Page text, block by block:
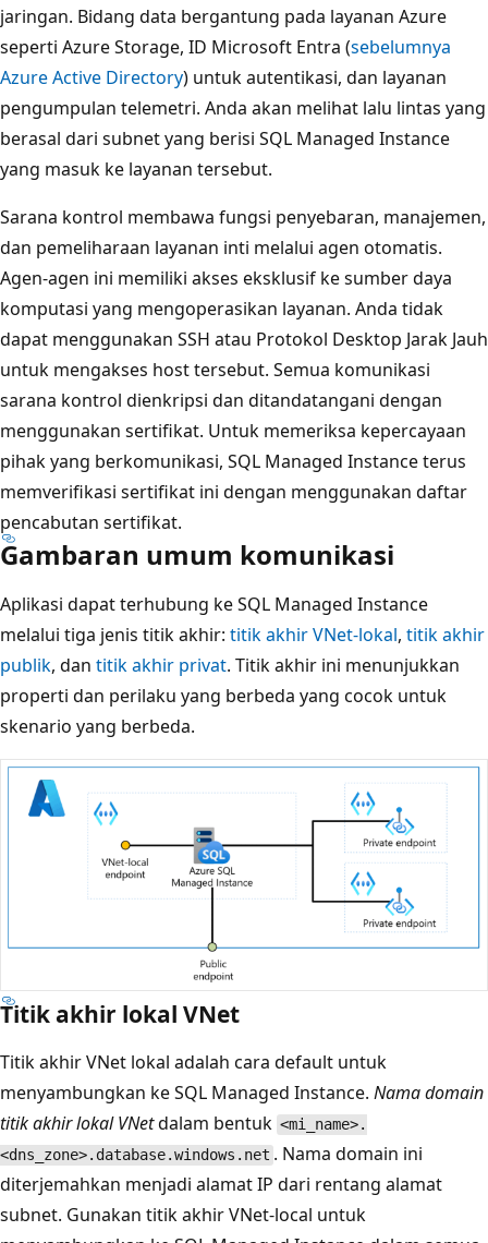
jaringan. Bidang data bergantung pada layanan Azure
seperti Azure Storage, ID Microsoft Entra (sebelumnya
Azure Active Directory) untuk autentikasi, dan layanan
pengumpulan telemetri. Anda akan melihat lalu lintas yang
berasal dari subnet yang berisi SQL Managed Instance
yang masuk ke layanan tersebut.
Sarana kontrol membawa fungsi penyebaran, manajemen,
dan pemeliharaan layanan inti melalui agen otomatis.
Agen-agen ini memiliki akses eksklusif ke sumber daya
komputasi yang mengoperasikan layanan. Anda tidak
dapat menggunakan SSH atau Protokol Desktop Jarak Jauh
untuk mengakses host tersebut. Semua komunikasi
sarana kontrol dienkripsi dan ditandatangani dengan
menggunakan sertifikat. Untuk memeriksa kepercayaan
pihak yang berkomunikasi, SQL Managed Instance terus
memverifikasi sertifikat ini dengan menggunakan daftar
pencabutan sertifikat.
Gambaran umum komunikasi
Aplikasi dapat terhubung ke SQL Managed Instance
melalui tiga jenis titik akhir: titik akhir VNet-lokal, titik akhir
publik, dan titik akhir privat. Titik akhir ini menunjukkan
properti dan perilaku yang berbeda yang cocok untuk
skenario yang berbeda.
Titik akhir lokal VNet
Titik akhir VNet lokal adalah cara default untuk
menyambungkan ke SQL Managed Instance. Nama domain
titik akhir lokal VNetdalam bentuk <mi_name>.
<dns_zone>.database.windows.net . Nama domain ini
diterjemahkan menjadi alamat IP dari rentang alamat
subnet. Gunakan titik akhir VNet-local untuk